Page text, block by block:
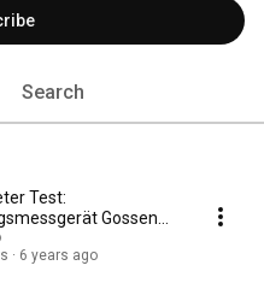
Search
Test:
Gossen
|
| Review
6 years ago